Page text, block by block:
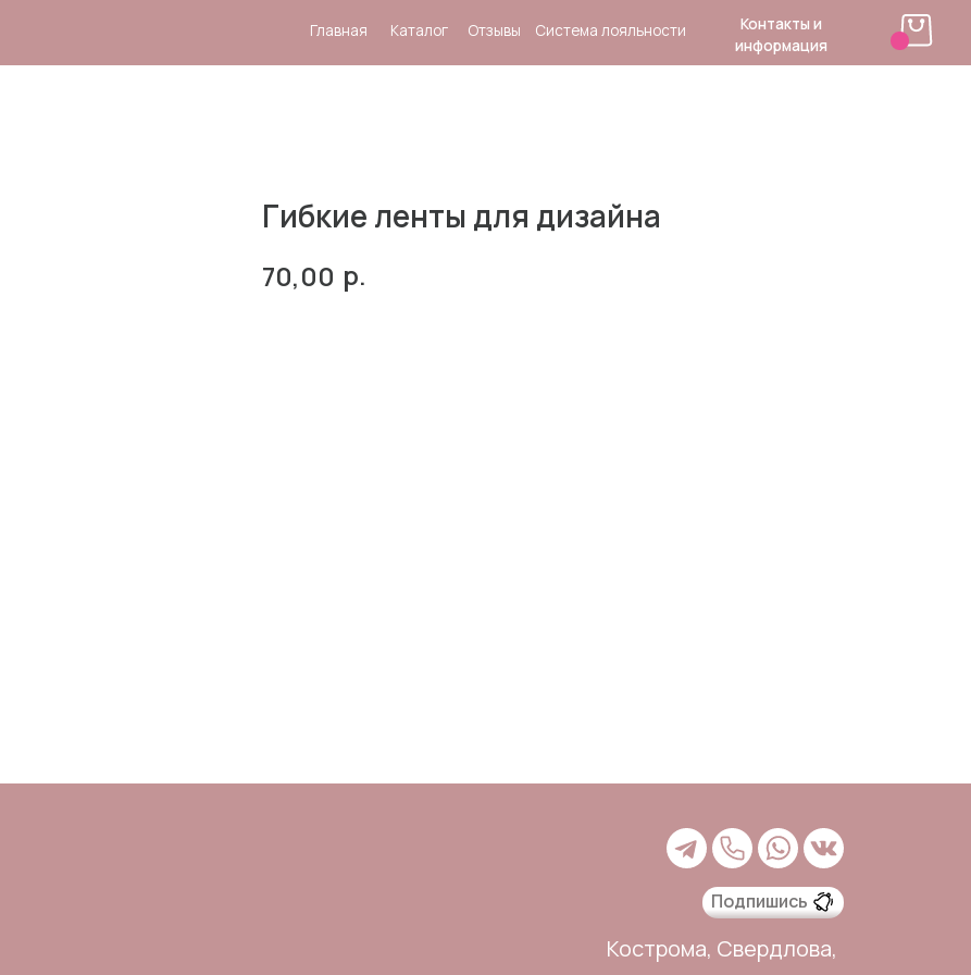
Каталог Отзывы Система лояльности
информация
Гибкие ленты для дизайна
70,00 р.
Кострома, Свердлова,
Подпишись